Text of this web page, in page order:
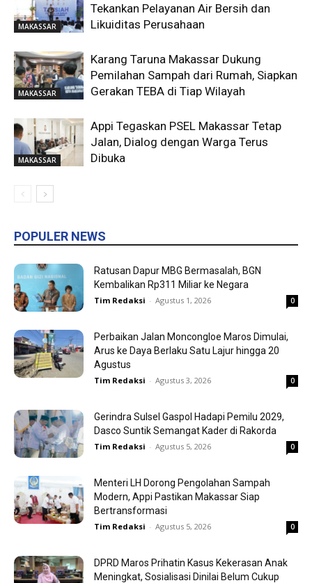
MAKASSAR
Tekankan Pelayanan Air Bersih dan
Likuiditas Perusahaan
MAKASSAR
Karang Taruna Makassar Dukung
Pemilahan Sampah dari Rumah, Siapkan
Gerakan TEBA di Tiap Wilayah
MAKASSAR
Appi Tegaskan PSEL Makassar Tetap
Jalan, Dialog dengan Warga Terus
Dibuka
POPULER NEWS
Ratusan Dapur MBG Bermasalah, BGN
Kembalikan Rp311 Miliar ke Negara
Tim Redaksi - Agustus 1, 2026 0
Perbaikan Jalan Moncongloe Maros Dimulai,
Arus ke Daya Berlaku Satu Lajur hingga 20
Agustus
Tim Redaksi - Agustus 3, 2026 0
Gerindra Sulsel Gaspol Hadapi Pemilu 2029,
Dasco Suntik Semangat Kader di Rakorda
Tim Redaksi - Agustus 5, 2026 0
Menteri LH Dorong Pengolahan Sampah
Modern, Appi Pastikan Makassar Siap
Bertransformasi
Tim Redaksi - Agustus 5, 2026 0
DPRD Maros Prihatin Kasus Kekerasan Anak
Meningkat, Sosialisasi Dinilai Belum Cukup